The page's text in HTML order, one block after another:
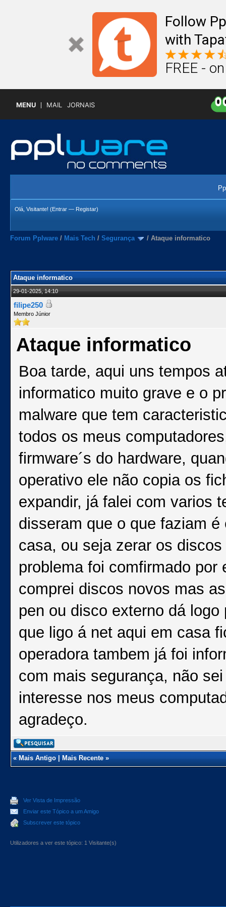
Follow
with
FREE -
MENU MAIL JORNAIS
Olá, Visitante! (Entrar — Registar)
Forum Pplware / Mais Tech / Segurança / Ataque informatico
Ataque informatico
29-01-2025, 14:10
filipe250
Membro Júnior
Ataque informatico
Boa tarde, aqui uns tempos
informatico muito grave e o
malware que tem
todos os meus
firmware´s do hardware,
operativo ele não copia os
expandir, já falei com varios
disseram que o que faziam
casa, ou seja zerar os
problema foi comfirmado
comprei discos novos mas
pen ou disco externo dá
que ligo á net aqui em casa
operadora tambem já foi
com mais segurança, não
interesse nos meus
agradeço.
«Mais Antigo|Mais Recente»
Ver Vista de Impressão
Enviar este Tópico a um Amigo
Subscrever este tópico
Utilizadores a ver este tópico: 1 Visitante(s)